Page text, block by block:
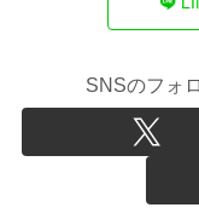
SNSのフォ